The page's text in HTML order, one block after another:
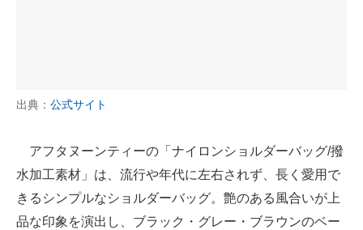
出典： 公式サイト
アフタヌーンティーの「ナイロンショルダーバッグ/撥
水加工素材」は、流行や年代に左右されず、長く愛用で
きるシンプルなショルダーバッグ。艶のある風合いが上
品な印象を演出し、ブラック・グレー・ブラウンのベー